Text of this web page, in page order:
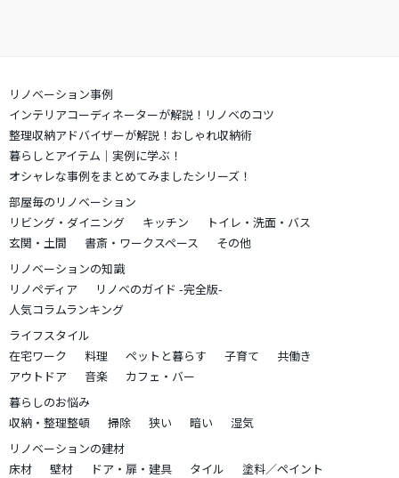
リノベーション事例
インテリアコーディネーターが解説！リノベのコツ
整理収納アドバイザーが解説！おしゃれ収納術
暮らしとアイテム｜実例に学ぶ！
オシャレな事例をまとめてみましたシリーズ！
部屋毎のリノベーション
リビング・ダイニング
キッチン
トイレ・洗面・バス
玄関・土間
書斎・ワークスペース
その他
リノベーションの知識
リノペディア
リノベのガイド -完全版-
人気コラムランキング
ライフスタイル
在宅ワーク
料理 ペットと暮らす 子育て
共働き
アウトドア
音楽
カフェ・バー
暮らしのお悩み
収納・整理整頓
掃除 狭い 暗い
湿気
リノベーションの建材
床材
壁材 ドア・扉・建具 タイル
塗料／ペイント